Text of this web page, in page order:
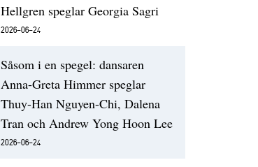
Hellgren speglar Georgia Sagri
2026-06-24
Såsom i en spegel: dansaren
Anna-Greta Himmer speglar
Thuy-Han Nguyen-Chi, Dalena
Tran och Andrew Yong Hoon Lee
2026-06-24